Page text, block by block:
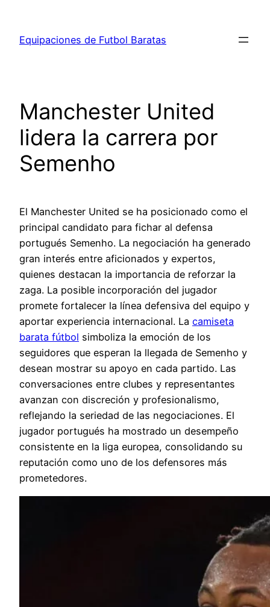
contenido
Equipaciones de Futbol Baratas
Manchester United
lidera la carrera por
Semenho
El Manchester United se ha posicionado como el
principal candidato para fichar al defensa
portugués Semenho. La negociación ha generado
gran interés entre aficionados y expertos,
quienes destacan la importancia de reforzar la
zaga. La posible incorporación del jugador
promete fortalecer la línea defensiva del equipo y
aportar experiencia internacional. La camiseta
barata fútbol simboliza la emoción de los
seguidores que esperan la llegada de Semenho y
desean mostrar su apoyo en cada partido. Las
conversaciones entre clubes y representantes
avanzan con discreción y profesionalismo,
reflejando la seriedad de las negociaciones. El
jugador portugués ha mostrado un desempeño
consistente en la liga europea, consolidando su
reputación como uno de los defensores más
prometedores.